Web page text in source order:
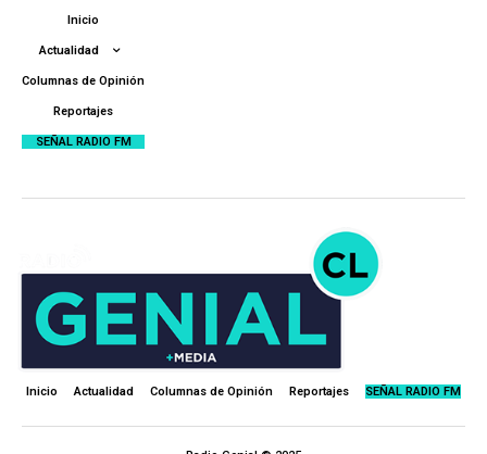
Inicio
Actualidad
Columnas de Opinión
Reportajes
SEÑAL RADIO FM
Inicio Actualidad Columnas de Opinión Reportajes SEÑAL RADIO FM